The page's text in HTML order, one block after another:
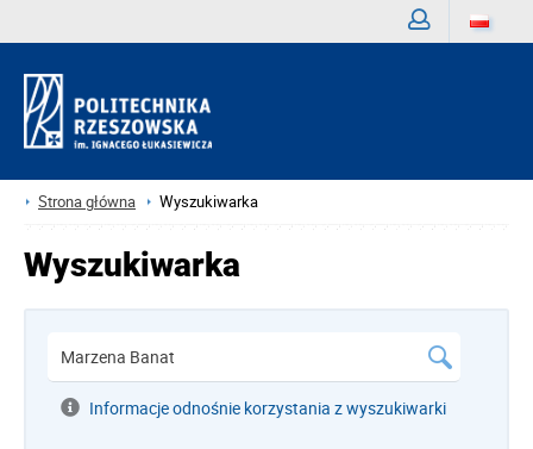
Strona główna Wyszukiwarka
Wyszukiwarka
Informacje odnośnie korzystania z wyszukiwarki